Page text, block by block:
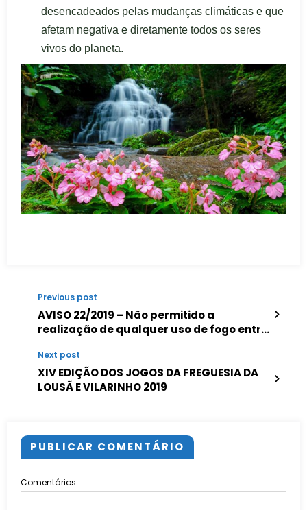
desencadeados pelas mudanças climáticas e que
afetam negativa e diretamente todos os seres
vivos do planeta.
Previous post
AVISO 22/2019 – Não permitido a
realização de qualquer uso de fogo entre
Next post
XIV EDIÇÃO DOS JOGOS DA FREGUESIA DA
LOUSÃ E VILARINHO 2019
PUBLICAR COMENTÁRIO
Comentários